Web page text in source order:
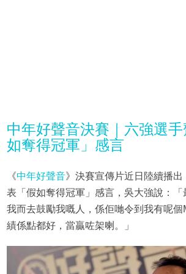
中年好聲音決賽｜六強選
如奪得冠軍」感言
《中年好聲音》決賽宣傳片近日陸續播出
表「假如奪得冠軍」感言，吳大強說：
我而去鼓勵我嘅人，係佢哋令到我有呢
績係點都好，當贏咗架喇。」